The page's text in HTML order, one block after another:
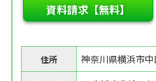
資料請求【無料】
住所 神奈川県横浜市